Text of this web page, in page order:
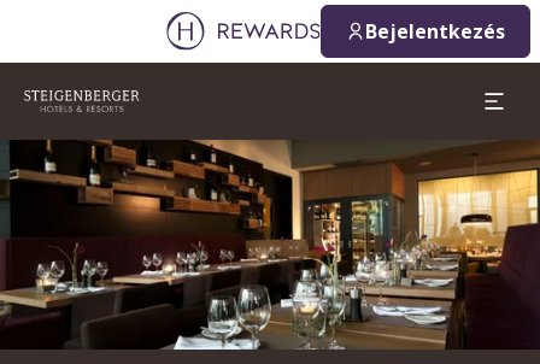
Bejelentkezés
Dia: 1 of 1
2026. 08. 10.
1 Szoba(k) ⋅ 1 Felnőtt